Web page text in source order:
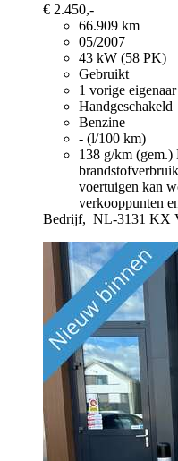
€ 2.450,-
66.909 km
05/2007
43 kW (58 PK)
Gebruikt
1 vorige eigenaar
Handgeschakeld
Benzine
- (l/100 km)
138 g/km (gem.)
voertuigen kan
verkooppunten
Bedrijf, NL-3131 KX